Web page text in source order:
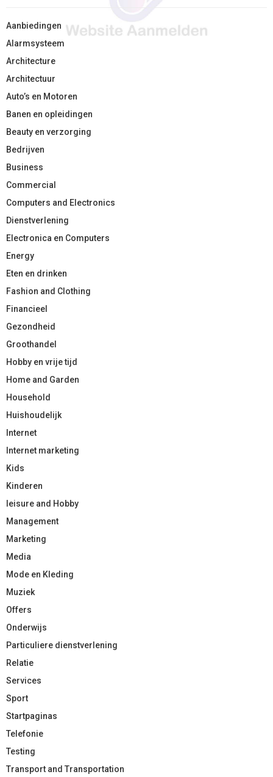
Aanbiedingen
Alarmsysteem
Architecture
Architectuur
Auto’s en Motoren
Banen en opleidingen
Beauty en verzorging
Bedrijven
Business
Commercial
Computers and Electronics
Dienstverlening
Electronica en Computers
Energy
Eten en drinken
Fashion and Clothing
Financieel
Gezondheid
Groothandel
Hobby en vrije tijd
Home and Garden
Household
Huishoudelijk
Internet
Internet marketing
Kids
Kinderen
leisure and Hobby
Management
Marketing
Media
Mode en Kleding
Muziek
Offers
Onderwijs
Particuliere dienstverlening
Relatie
Services
Sport
Startpaginas
Telefonie
Testing
Transport and Transportation